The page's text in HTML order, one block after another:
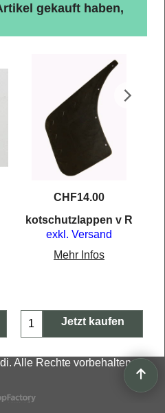
gekauft haben,
CHF14.00
kotschutzlappen v R
exkl. Versand
Mehr Infos
Jetzt kaufen
Alle Rechte vorbehalten.
erstellt mit
Shop